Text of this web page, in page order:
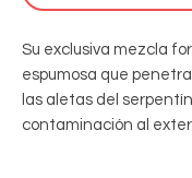
Su exclusiva mezcla
espumosa que
las aletas del
contaminación al